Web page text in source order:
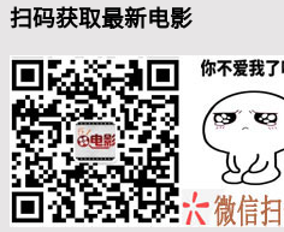
扫码获取最新电影